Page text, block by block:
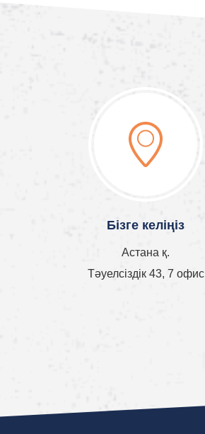
Бізге келіңіз
Астана қ.
Тәуелсіздік 43, 7 офис